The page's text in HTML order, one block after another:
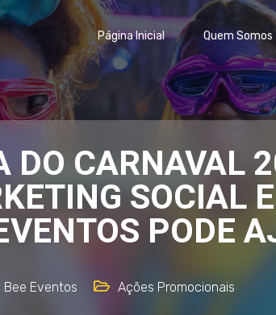
Página Inicial Quem Somos
CARNAVAL
SOCIAL
PODE
Bee Eventos Ações Promocionais